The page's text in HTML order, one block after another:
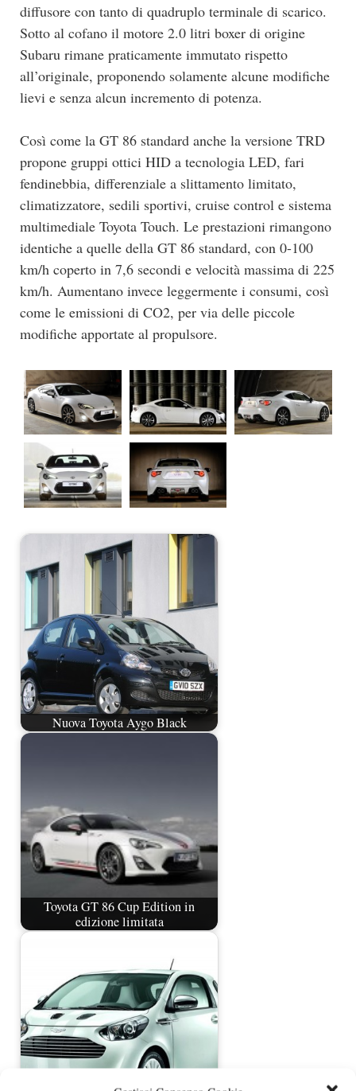
diffusore con tanto di quadruplo terminale di scarico.
Sotto al cofano il motore 2.0 litri boxer di origine
Subaru rimane praticamente immutato rispetto
all’originale, proponendo solamente alcune modifiche
lievi e senza alcun incremento di potenza.
Così come la GT 86 standard anche la versione TRD
propone gruppi ottici HID a tecnologia LED, fari
fendinebbia, differenziale a slittamento limitato,
climatizzatore, sedili sportivi, cruise control e sistema
multimediale Toyota Touch. Le prestazioni rimangono
identiche a quelle della GT 86 standard, con 0-100
km/h coperto in 7,6 secondi e velocità massima di 225
km/h. Aumentano invece leggermente i consumi, così
come le emissioni di CO2, per via delle piccole
modifiche apportate al propulsore.
Nuova Toyota Aygo Black
Toyota GT 86 Cup Edition in
edizione limitata